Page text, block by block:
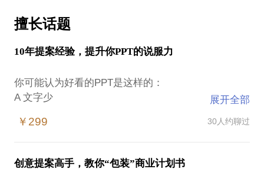
擅长话题
10年提案经验，提升你PPT的说服力
你可能认为好看的PPT是这样的：
A 文字少
C 动画屌
于是，你开始这样做PPT：
A 注重视觉上的体验，把文字进行精简再精简
展开全部
￥299 30人约聊过
创意提案高手，教你“包装”商业计划书